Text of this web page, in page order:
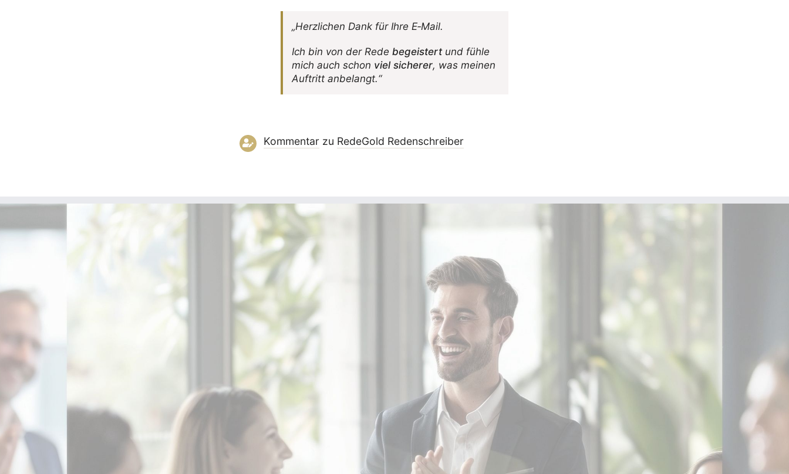
„Herz­li­chen Dank für Ihre E‑Mail.
Ich bin von der Rede begeis­tertund fühle
mich auch schon viel sicherer, was meinen
Auftritt anbelangt.“
Kommentarzu RedeGold Reden­schreiber